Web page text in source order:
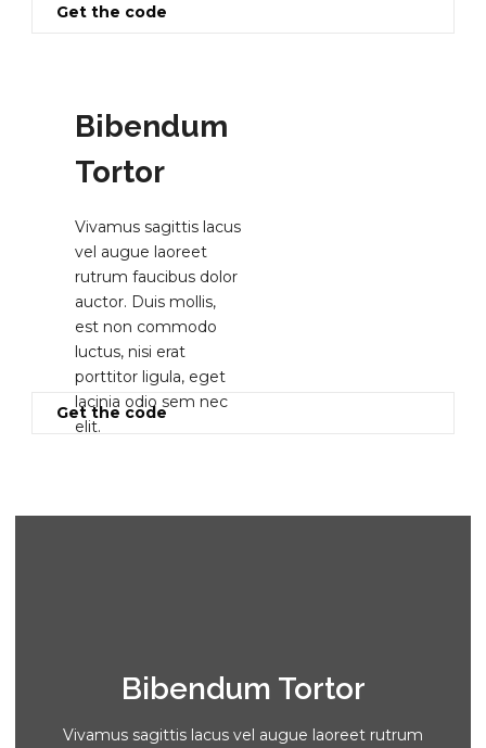
Get the code
Bibendum
Tortor
Vivamus sagittis lacus
vel augue laoreet
rutrum faucibus dolor
auctor. Duis mollis,
est non commodo
luctus, nisi erat
porttitor ligula, eget
lacinia odio sem nec
elit.
Get the code
Bibendum Tortor
Vivamus sagittis lacus vel augue laoreet rutrum